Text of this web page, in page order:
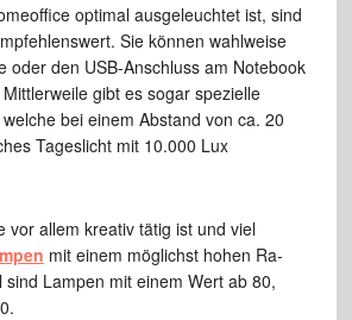
optimal ausgeleuchtet ist, sind
Sie können wahlweise
oder den USB-Anschluss am Notebook
gibt es sogar spezielle
bei einem Abstand von ca. 20
Tageslicht mit 10.000 Lux
vor allem kreativ tätig ist und viel
mit einem möglichst hohen Ra-
Lampen mit einem Wert ab 80,